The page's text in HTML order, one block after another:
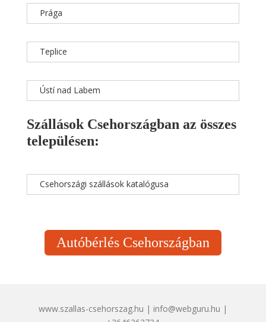
Prága
Teplice
Ústí nad Labem
Szállások Csehországban az összes
településen:
Csehországi szállások katalógusa
Autóbérlés Csehországban
www.szallas-csehorszag.hu | info@webguru.hu |